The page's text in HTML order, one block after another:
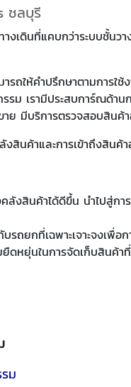
ชลบุรี
งเดินที่แคบกว่าระบบชั้นว
ให้คำปรึกษาตามการใช้
รม เรามีประสบการ์ณด้า
ย มีบริการตรวจสอบสินค้า
สินค้าและการเข้าถึงสินค้
ลังสินค้าได้ดีขึ้น นำไปสู่ก
ยกที่เฉพาะเจาะจงเพื่อก
ดหยุ่นในการจัดเก็บสินค้า
ม